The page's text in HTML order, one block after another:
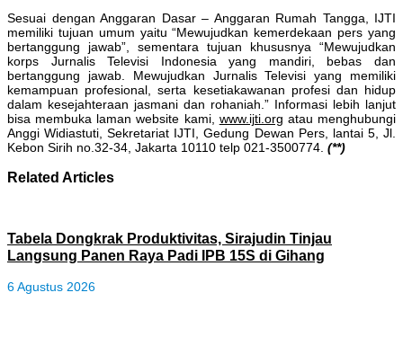
Sesuai dengan Anggaran Dasar – Anggaran Rumah Tangga, IJTI
memiliki tujuan umum yaitu “Mewujudkan kemerdekaan pers yang
bertanggung jawab”, sementara tujuan khususnya “Mewujudkan
korps Jurnalis Televisi Indonesia yang mandiri, bebas dan
bertanggung jawab. Mewujudkan Jurnalis Televisi yang memiliki
kemampuan profesional, serta kesetiakawanan profesi dan hidup
dalam kesejahteraan jasmani dan rohaniah.” Informasi lebih lanjut
bisa membuka laman website kami, www.ijti.org atau menghubungi
Anggi Widiastuti, Sekretariat IJTI, Gedung Dewan Pers, lantai 5, Jl.
Kebon Sirih no.32-34, Jakarta 10110 telp 021-3500774. (**)
Related Articles
Tabela Dongkrak Produktivitas, Sirajudin Tinjau
Langsung Panen Raya Padi IPB 15S di Gihang
6 Agustus 2026